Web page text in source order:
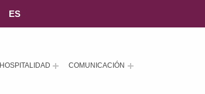
HOSPITALIDAD COMUNICACIÓN
ES